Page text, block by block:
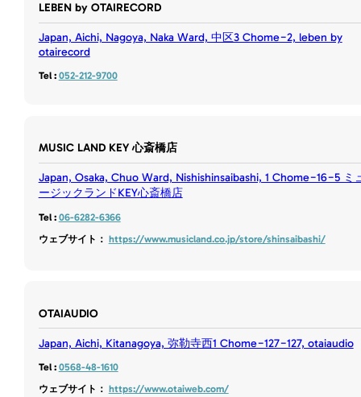
LEBEN by OTAIRECORD
Japan, Aichi, Nagoya, Naka Ward, 中区3 Chome−2, leben by
otairecord
Tel : 052-212-9700
MUSIC LAND KEY 心斎橋店
Japan, Osaka, Chuo Ward, Nishishinsaibashi, 1 Chome−16−5 ミ
ージックランドKEY心斎橋店
Tel : 06-6282-6366
ウェブサイト： https://www.musicland.co.jp/store/shinsaibashi/
OTAIAUDIO
Japan, Aichi, Kitanagoya, 弥勒寺西1 Chome−127−127, otaiaudio
Tel : 0568-48-1610
ウェブサイト： https://www.otaiweb.com/